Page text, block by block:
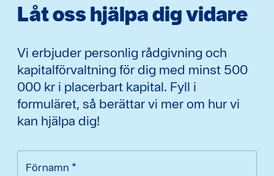
Låt oss hjälpa dig vidare
Vi erbjuder personlig rådgivning och
kapitalförvaltning för dig med minst 500
000 kr i placerbart kapital. Fyll i
formuläret, så berättar vi mer om hur vi
kan hjälpa dig!
Förnamn *